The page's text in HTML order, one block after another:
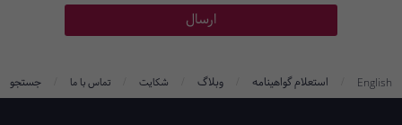
English استعلام گواهینامه وبلاگ شکایت تماس با ما جستجو